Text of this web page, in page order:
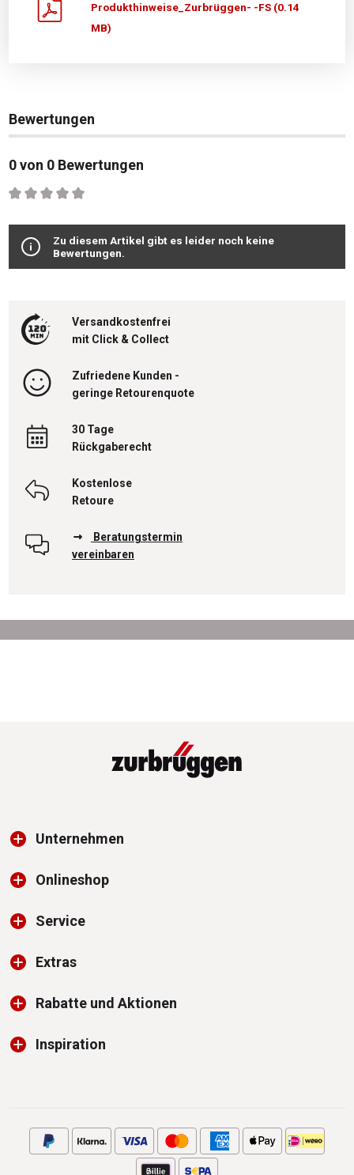
Produkthinweise_Zurbrüggen- -FS (0.14
MB)
Bewertungen
0 von 0 Bewertungen
Durchschnittliche Bewertung von 0 von 5 Sternen
Zu diesem Artikel gibt es leider noch keine
Bewertungen.
Versandkostenfrei
mit Click & Collect
Zufriedene Kunden -
geringe Retourenquote
30 Tage
Rückgaberecht
Kostenlose
Retoure
Beratungstermin
vereinbaren
Unternehmen
Onlineshop
Service
Extras
Rabatte und Aktionen
Inspiration